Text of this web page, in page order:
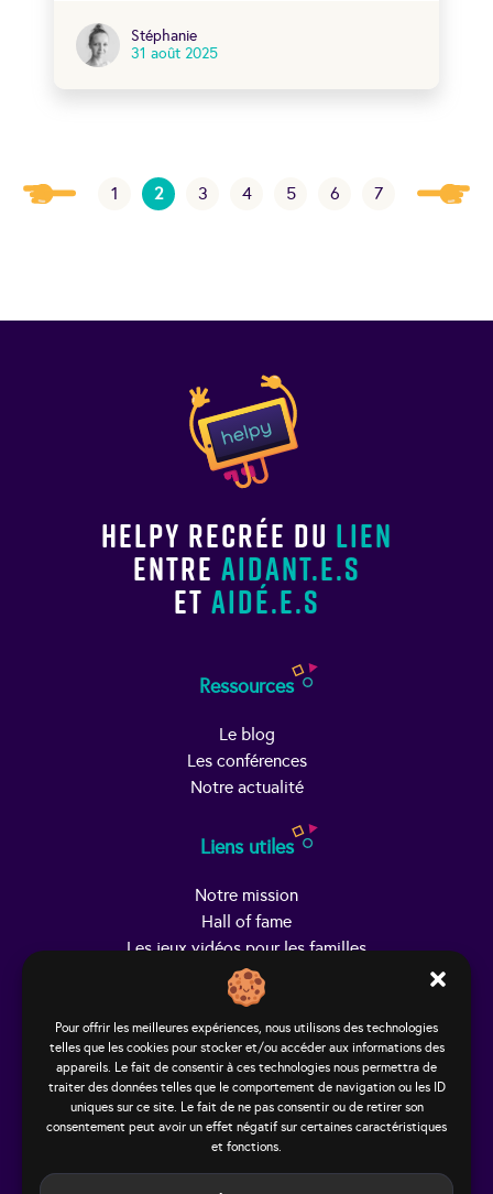
Pour offrir les meilleures expériences, nous utilisons des technologies
telles que les cookies pour stocker et/ou accéder aux informations des
appareils. Le fait de consentir à ces technologies nous permettra de
traiter des données telles que le comportement de navigation ou les ID
uniques sur ce site. Le fait de ne pas consentir ou de retirer son
consentement peut avoir un effet négatif sur certaines caractéristiques
et fonctions.
Stéphanie
31 août 2025
1 2 3 4 5 6 7
Helpy recrée du lien
entre aidant.e.s
et aidé.e.s
Ressources
Le blog
Les conférences
Notre actualité
Liens utiles
Notre mission
Hall of fame
Les jeux vidéos pour les familles
Trouver Helpy
Le studio
65, rue Hénon
69004 Lyon - France
contact@helpy-lejeu.fr